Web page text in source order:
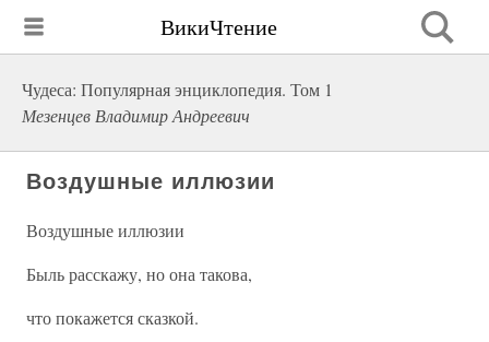
ВикиЧтение
Чудеса: Популярная энциклопедия. Том 1
Мезенцев Владимир Андреевич
Воздушные иллюзии
Воздушные иллюзии
Быль расскажу, но она такова,
что покажется сказкой.